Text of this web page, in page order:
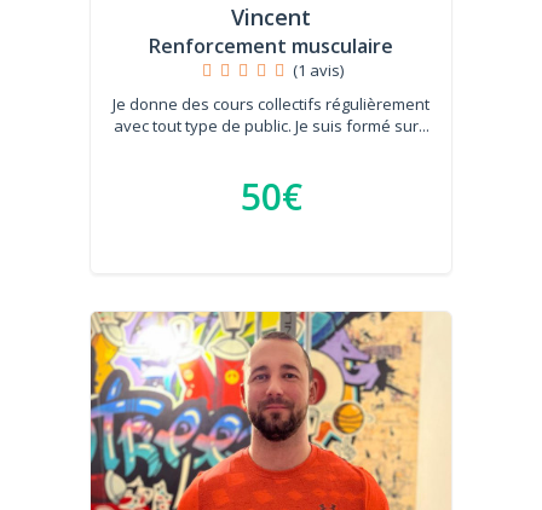
Vincent
Renforcement musculaire
(1 avis)
Je donne des cours collectifs régulièrement
avec tout type de public. Je suis formé sur...
50€